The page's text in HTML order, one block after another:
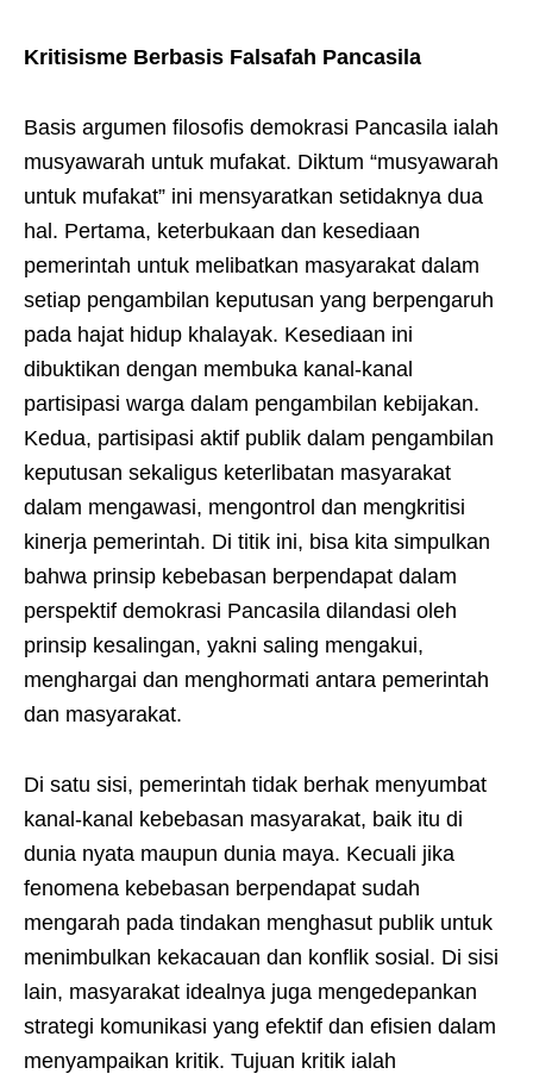
Kritisisme Berbasis Falsafah Pancasila
Basis argumen filosofis demokrasi Pancasila ialah
musyawarah untuk mufakat. Diktum “musyawarah
untuk mufakat” ini mensyaratkan setidaknya dua
hal. Pertama, keterbukaan dan kesediaan
pemerintah untuk melibatkan masyarakat dalam
setiap pengambilan keputusan yang berpengaruh
pada hajat hidup khalayak. Kesediaan ini
dibuktikan dengan membuka kanal-kanal
partisipasi warga dalam pengambilan kebijakan.
Kedua, partisipasi aktif publik dalam pengambilan
keputusan sekaligus keterlibatan masyarakat
dalam mengawasi, mengontrol dan mengkritisi
kinerja pemerintah. Di titik ini, bisa kita simpulkan
bahwa prinsip kebebasan berpendapat dalam
perspektif demokrasi Pancasila dilandasi oleh
prinsip kesalingan, yakni saling mengakui,
menghargai dan menghormati antara pemerintah
dan masyarakat.
Di satu sisi, pemerintah tidak berhak menyumbat
kanal-kanal kebebasan masyarakat, baik itu di
dunia nyata maupun dunia maya. Kecuali jika
fenomena kebebasan berpendapat sudah
mengarah pada tindakan menghasut publik untuk
menimbulkan kekacauan dan konflik sosial. Di sisi
lain, masyarakat idealnya juga mengedepankan
strategi komunikasi yang efektif dan efisien dalam
menyampaikan kritik. Tujuan kritik ialah